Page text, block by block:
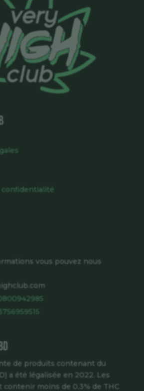
confidentialité
vous pouvez nous
de produits contenant du
a été légalisée en 2022. Les
moins de 0,3% de THC